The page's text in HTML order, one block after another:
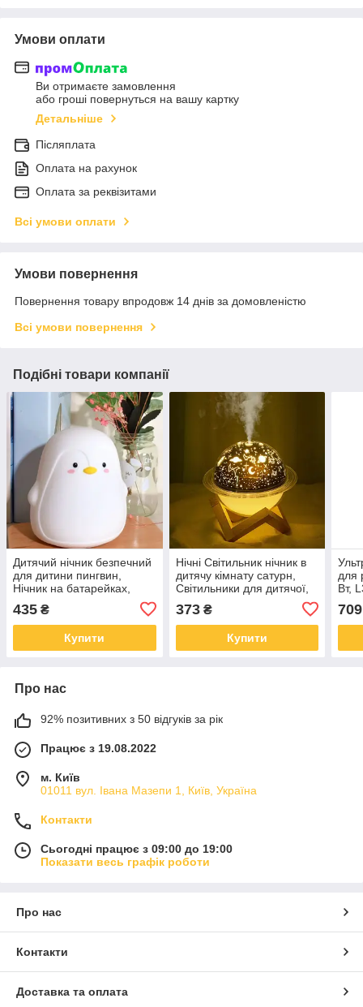
Умови оплати
Ви отримаєте замовлення
або гроші повернуться на вашу картку
Детальніше
Післяплата
Оплата на рахунок
Оплата за реквізитами
Всі умови оплати
Умови повернення
Повернення товару впродовж 14 днів за домовленістю
Всі умови повернення
Подібні товари компанії
Дитячий нічник безпечний
для дитини пингвин,
Нічник на батарейках,
Нічні світильники для дітей
CS-69
435 ₴
Купити
Нічні Світильник нічник в
дитячу кімнату сатурн,
Світильники для дитячої,
373₴
Купити
для
Вт,
709
Про нас
92% позитивних з 50 відгуків за рік
Працює з 19.08.2022
м. Київ
01011 вул. Івана Мазепи 1, Київ, Україна
Контакти
Сьогодні працює з 09:00 до 19:00
Показати весь графік роботи
Про нас
Контакти
Доставка та оплата